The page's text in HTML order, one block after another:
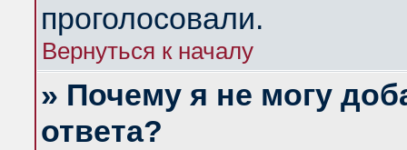
проголосовали.
Вернуться к началу
» Почему я не могу
ответа?